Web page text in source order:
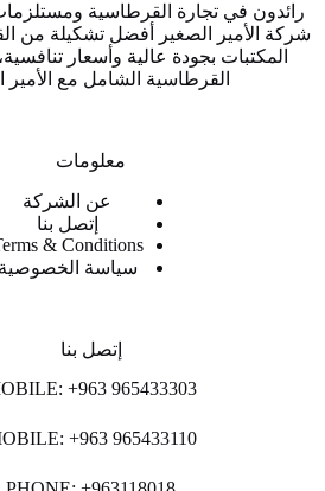
رائدون في تجارة القرطاسية
شركة الأمير الصغير أفضل تشكيلة من
المكتبات بجودة عالية وأسعار
القرطاسية الشامل مع الأمير
معلومات
عن الشركة
إتصل بنا
& Conditions
سياسة الخصوصية
إتصل بنا
+963 965433303
+963 965433110